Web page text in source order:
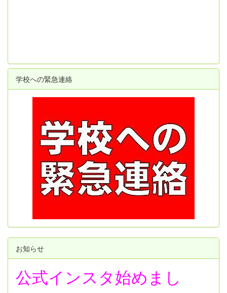
学校への緊急連絡
お知らせ
公式インスタ始めまし